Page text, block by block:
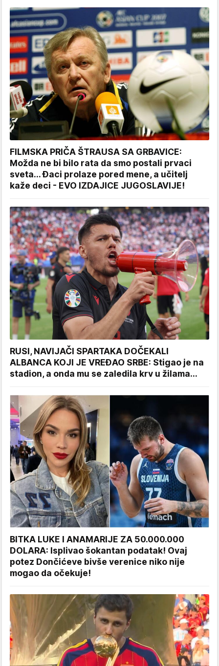
FILMSKA PRIČA ŠTRAUSA SA GRBAVICE:
Možda ne bi bilo rata da smo postali prvaci
sveta... Đaci prolaze pored mene, a učitelj
kaže deci - EVO IZDAJICE JUGOSLAVIJE!
RUSI, NAVIJAČI SPARTAKA DOČEKALI
ALBANCA KOJI JE VREĐAO SRBE: Stigao je na
stadion, a onda mu se zaledila krv u žilama...
BITKA LUKE I ANAMARIJE ZA 50.000.000
DOLARA: Isplivao šokantan podatak! Ovaj
potez Dončićeve bivše verenice niko nije
mogao da očekuje!